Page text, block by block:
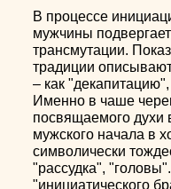
В процессе
мужчины
трансмутации.
традиции
– как
Именно в чаше
посвящаемого духи
мужского начала в
символически
"рассудка",
"инициатического